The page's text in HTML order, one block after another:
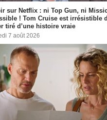
sur Netflix : ni Top Gun, ni
! Tom Cruise est irrésistible
tiré d’une histoire vraie
7 août 2026